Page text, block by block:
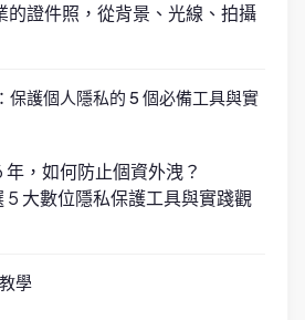
的證件照，從背景、光線、拍攝
保護個人隱私的 5 個必備工具與實
，如何防止個資外洩？
大數位隱私保護工具與實踐觀
學